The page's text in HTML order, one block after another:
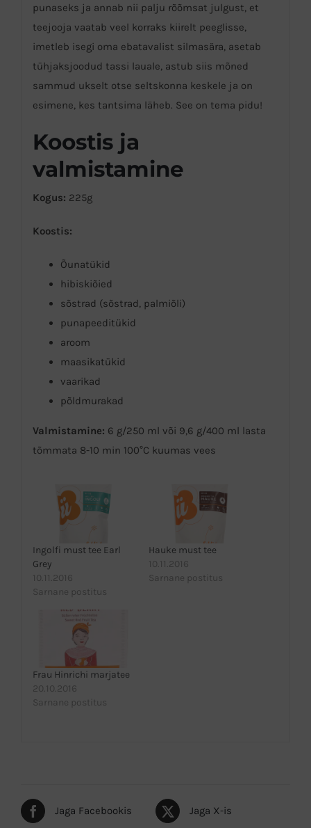
punaseks ja annab nii palju rõõmsat julgust, et
teejooja vaatab veel korraks kiirelt peeglisse,
imetleb isegi oma ebatavalist silmasära, asetab
tühjaksjoodud tassi lauale, astub siis mõned
sammud ukselt otse seltskonna keskele ja on
esimene, kes tantsima läheb. See on tema pidu!
Koostis ja
valmistamine
Kogus: 225g
Koostis:
Õunatükid
hibiskiõied
sõstrad (sõstrad, palmiõli)
punapeeditükid
aroom
maasikatükid
vaarikad
põldmurakad
Valmistamine: 6 g/250 ml või 9,6 g/400 ml lasta
tõmmata 8-10 min 100°C kuumas vees
Ingolfi must tee Earl
Grey
10.11.2016
Sarnane postitus
Hauke must tee
10.11.2016
Sarnane postitus
Frau Hinrichi marjatee
20.10.2016
Sarnane postitus
Jaga Facebookis Jaga X-is